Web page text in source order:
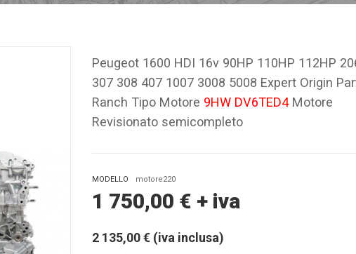
Peugeot 1600 HDI 16v 90HP 110HP 112HP
307 308 407 1007 3008 5008 Expert Origin
Ranch Tipo Motore 9HW DV6TED4Motore
Revisionato semicompleto
MODELLO motore220
1 750,00 € + iva
2 135,00 € (iva inclusa)